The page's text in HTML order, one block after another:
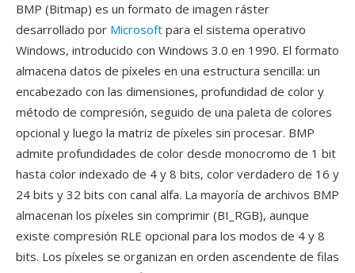
BMP (Bitmap) es un formato de imagen ráster
desarrollado por Microsoft para el sistema operativo
Windows, introducido con Windows 3.0 en 1990. El formato
almacena datos de píxeles en una estructura sencilla: un
encabezado con las dimensiones, profundidad de color y
método de compresión, seguido de una paleta de colores
opcional y luego la matriz de píxeles sin procesar. BMP
admite profundidades de color desde monocromo de 1 bit
hasta color indexado de 4 y 8 bits, color verdadero de 16 y
24 bits y 32 bits con canal alfa. La mayoría de archivos BMP
almacenan los píxeles sin comprimir (BI_RGB), aunque
existe compresión RLE opcional para los modos de 4 y 8
bits. Los píxeles se organizan en orden ascendente de filas